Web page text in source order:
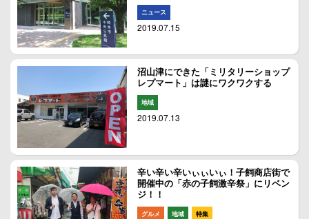
ニュース
2019.07.15
沼山津にできた「ミリタリーショップ
レプマート」は謎にワクワクする
地域
2019.07.13
辛い辛い辛いぃぃいぃ！子飼商店街で
開催中の「赤の子飼激辛祭」にリベン
ジ！！
グルメ 地域 特集